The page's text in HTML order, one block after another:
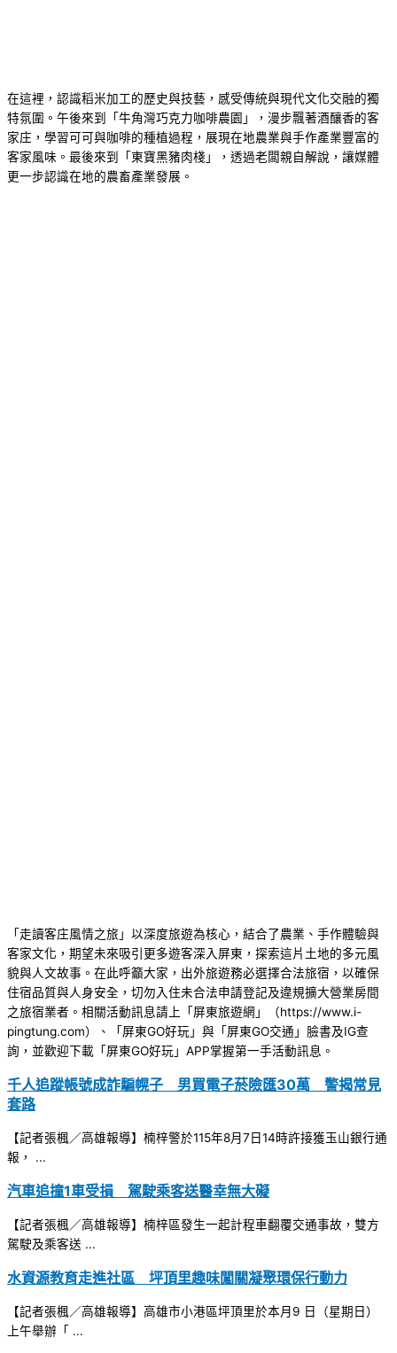
在這裡，認識稻米加工的歷史與技藝，感受傳統與現代文化交融的獨
特氛圍。午後來到「牛角灣巧克力咖啡農園」，漫步飄著酒釀香的客
家庄，學習可可與咖啡的種植過程，展現在地農業與手作產業豐富的
客家風味。最後來到「東寶黑豬肉棧」，透過老闆親自解說，讓媒體
更一步認識在地的農畜產業發展。
「走讀客庄風情之旅」以深度旅遊為核心，結合了農業、手作體驗與
客家文化，期望未來吸引更多遊客深入屏東，探索這片土地的多元風
貌與人文故事。在此呼籲大家，出外旅遊務必選擇合法旅宿，以確保
住宿品質與人身安全，切勿入住未合法申請登記及違規擴大營業房間
之旅宿業者。相關活動訊息請上「屏東旅遊網」（https://www.i-
pingtung.com）、「屏東GO好玩」與「屏東GO交通」臉書及IG查
詢，並歡迎下載「屏東GO好玩」APP掌握第一手活動訊息。
千人追蹤帳號成詐騙幌子 男買電子菸險匯30萬 警揭常見
套路
【記者張楓／高雄報導】楠梓警於115年8月7日14時許接獲玉山銀行通
報， ...
汽車追撞1車受損 駕駛乘客送醫幸無大礙
【記者張楓／高雄報導】楠梓區發生一起計程車翻覆交通事故，雙方
駕駛及乘客送 ...
水資源教育走進社區 坪頂里趣味闖關凝聚環保行動力
【記者張楓／高雄報導】高雄市小港區坪頂里於本月9 日（星期日）
上午舉辦「 ...